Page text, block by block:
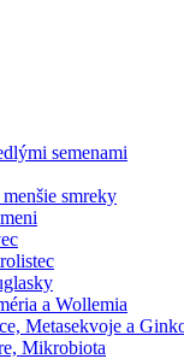
semenami
smreky
a Wollemia
Metasekvoje a
Mikrobiota